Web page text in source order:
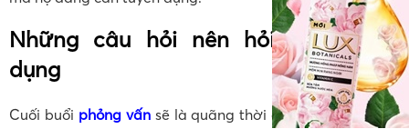
Những câu hỏi nên hỏi nhà tuyển
dụng
Cuối buổi phỏng vấnsẽ là quãng thời gian mà bạn được